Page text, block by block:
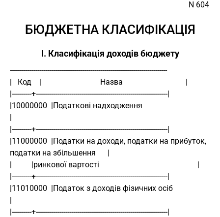
N 604
БЮДЖЕТНА КЛАСИФІКАЦІЯ
I. Класифікація доходів бюджету
--------------------------------------------------------------------------------
|   Код    |                              Назва                                |
|----------+-------------------------------------------------------------------|
|10000000  |Податкові надходження
|
|----------+-------------------------------------------------------------------|
|11000000  |Податки на доходи, податки на прибуток,
податки на збільшення      |
|          |ринкової вартості                                                  |
|----------+-------------------------------------------------------------------|
|11010000  |Податок з доходів фізичних осіб
|
|----------+-------------------------------------------------------------------|